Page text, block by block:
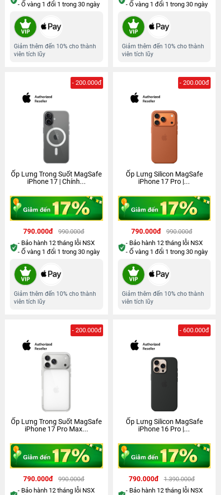
- Ố vàng 1 đổi 1 trong 30 ngày
Giảm thêm đến 10% cho thành
viên tích lũy
- Ố vàng 1 đổi 1 trong 30 ngày
Giảm thêm đến 10% cho thành
viên tích lũy
- 200.000đ
Ốp Lưng Trong Suốt MagSafe
iPhone 17 | Chính...
790.000đ
990.000đ
- Bảo hành 12 tháng lỗi NSX
- Ố vàng 1 đổi 1 trong 30 ngày
Giảm thêm đến 10% cho thành
viên tích lũy
- 200.000đ
Ốp Lưng Silicon MagSafe
iPhone 17 Pro |...
790.000đ
990.000đ
- Bảo hành 12 tháng lỗi NSX
- Ố vàng 1 đổi 1 trong 30 ngày
Giảm thêm đến 10% cho thành
viên tích lũy
- 200.000đ
Ốp Lưng Trong Suốt MagSafe
iPhone 17 Pro Max...
790.000đ
990.000đ
- Bảo hành 12 tháng lỗi NSX
- 600.000đ
Ốp Lưng Silicon MagSafe
iPhone 16 Pro |...
790.000đ
1.390.000đ
- Bảo hành 12 tháng lỗi NSX